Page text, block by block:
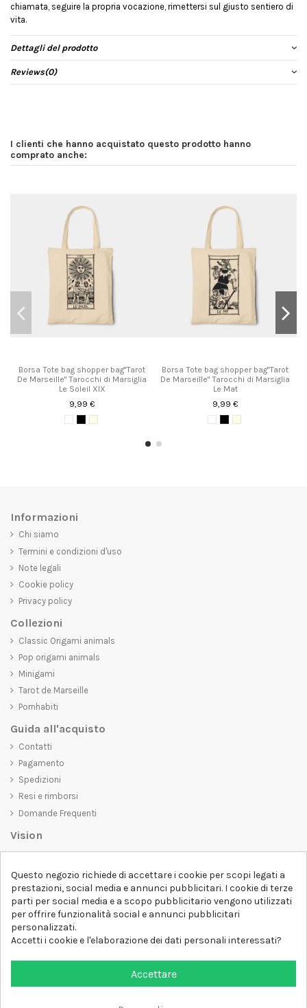
chiamata, seguire la propria vocazione, rimettersi sul giusto sentiero di
vita.
Dettagli del prodotto
Reviews(0)
I clienti che hanno acquistato questo prodotto hanno
comprato anche:
Borsa Tote bag shopper bag"Tarot
De Marseille" Tarocchi di Marsiglia
Le Soleil XIX
9,99 €
Borsa Tote bag shopper bag"Tarot
De Marseille" Tarocchi di Marsiglia
Le Mat
9,99 €
Informazioni
Chi siamo
Termini e condizioni d'uso
Note legali
Cookie policy
Privacy policy
Collezioni
Classic Origami animals
Pop origami animals
Minigami
Tarot de Marseille
Pornhabiti
Guida all'acquisto
Contatti
Pagamento
Spedizioni
Resi e rimborsi
Domande Frequenti
Vision
belli da vedere, ma che trasmettano anche un messaggio importante.
Che siate alla ricerca di una t-shirt unica e di tendenza, di una felpa
comoda e accogliente o di un accessorio esclusivo,D-SHIRTha
qualcosa per tutti.
Follow us
Questo negozio richiede di accettare i cookie per scopi legati a
prestazioni, social media e annunci pubblicitari. I cookie di terze
parti per social media e a scopo pubblicitario vengono utilizzati
per offrire funzionalità social e annunci pubblicitari
personalizzati.
Accetti i cookie e l'elaborazione dei dati personali interessati?
Accettare